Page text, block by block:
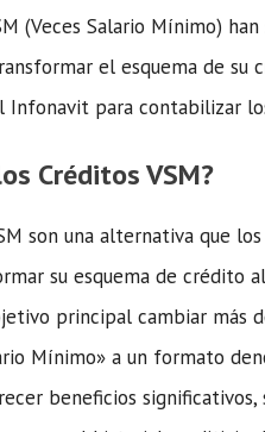
(Veces Salario Mínimo)
el esquema de su
Infonavit para contabilizar
Créditos VSM?
son una alternativa que
su esquema de crédito
principal cambiar más
Mínimo» a un formato
beneficios